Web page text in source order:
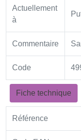
Actuellement
à
Commentaire
Code
Fiche technique
Référence